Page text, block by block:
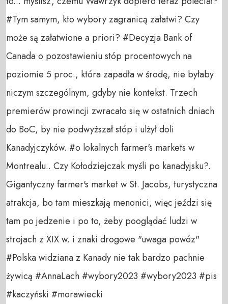
#Tym samym, kto wybory zagranicą załatwi? Czy
może są załatwione a priori? #Decyzja Bank of
Canada o pozostawieniu stóp procentowych na
poziomie 5 proc., która zapadła w środę, nie byłaby
niczym szczególnym, gdyby nie kontekst. Trzech
premierów prowincji zwracało się w ostatnich dniach
do BoC, by nie podwyższał stóp i ulżył doli
Kanadyjczyków. #o lokalnych farmer's markets w
Montrealu.. Czy Kołodziejczak myśli po kanadyjsku?.
Gigantyczny farmer's market w St. Jacobs, turystyczna
atrakcja, bo tam mieszkają menonici, więc jeździ się
tam po jedzenie i po to, żeby pooglądać ludzi w
strojach z XIX w. i znaki drogowe "uwaga powóz"
#Polska widziana z Kanady nie tak bardzo pachnie
żywicą #AnnaLach #wybory2023 #wybory2023 #pis
#kaczyński #morawiecki